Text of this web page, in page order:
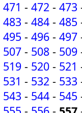
471 - 472 - 473
483 - 484 - 485
495 - 496 - 497
507 - 508 - 509
519 - 520 - 521
531 - 532 - 533
543 - 544 - 545